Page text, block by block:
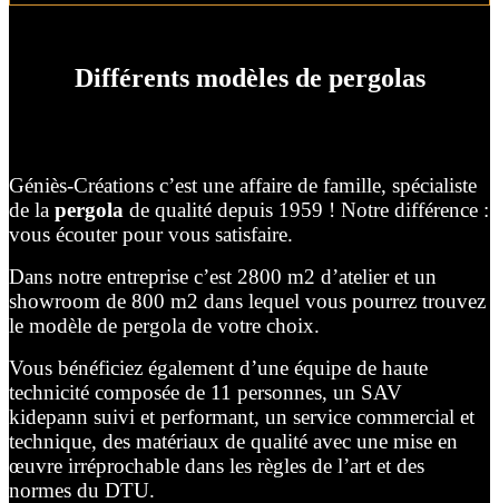
Différents modèles de pergolas
Géniès-Créations c’est une affaire de famille, spécialiste
de la pergola de qualité depuis 1959 ! Notre différence :
vous écouter pour vous satisfaire.
Dans notre entreprise c’est 2800 m2 d’atelier et un
showroom de 800 m2 dans lequel vous pourrez trouvez
le modèle de pergola de votre choix.
Vous bénéficiez également d’une équipe de haute
technicité composée de 11 personnes, un SAV
kidepann suivi et performant, un service commercial et
technique, des matériaux de qualité avec une mise en
œuvre irréprochable dans les règles de l’art et des
normes du DTU.